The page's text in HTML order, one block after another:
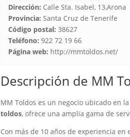
Dirección: Calle Sta. Isabel, 13,Arona
Provincia: Santa Cruz de Tenerife
Código postal: 38627
Teléfono: 922 72 19 66
Página web: http://mmtoldos.net/
Descripción de MM
MM Toldos es un negocio ubicado en
toldos, ofrece una amplia gama de
Con más de 10 años de experiencia